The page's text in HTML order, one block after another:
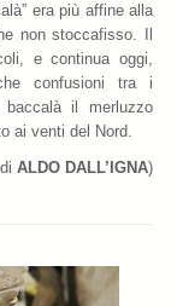
era più affine alla
non stoccafisso. Il
e continua oggi,
confusioni tra i
il merluzzo
ai venti del Nord.
ALDO DALL’IGNA)